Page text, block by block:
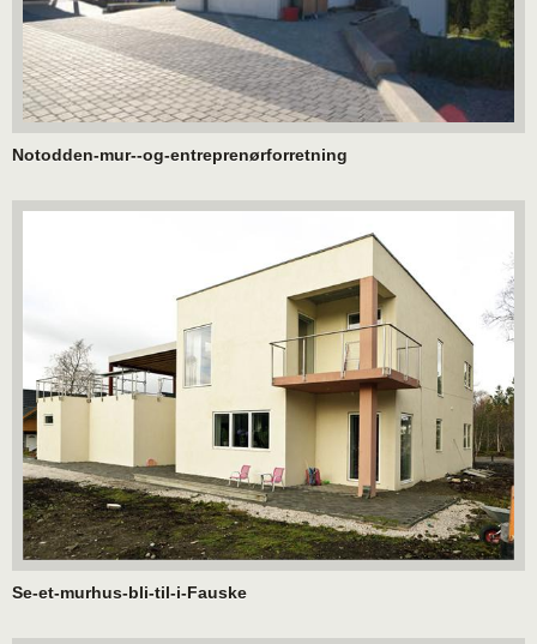
Notodden-mur--og-entreprenørforretning
Se-et-murhus-bli-til-i-Fauske